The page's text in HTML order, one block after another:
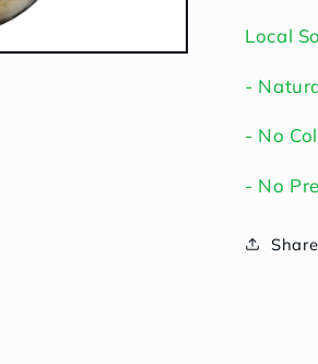
ปลา
แมค
Local
-
- No
- No
Share